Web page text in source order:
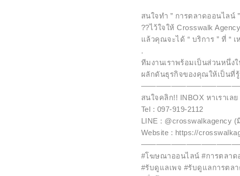
สนใจทำ ” การตลาดออนไลน์ ”
??ไว้ใจให้ Crosswalk
แล้วคุณจะได้ “ บริการ ” ที่ “ เ
.
ทีมงานเราพร้อมเป็นส่วนหนึ่งใ
ผลักดันธุรกิจของคุณให้เป็นที่
สนใจคลิก!! INBOX หาเราเลย
Tel : 097-919-2112
LINE : @crosswalkagency
Website : https://
#โฆษณาออนไลน์ #การตลาด
#รับดูแลเพจ #รับดูแลการตล